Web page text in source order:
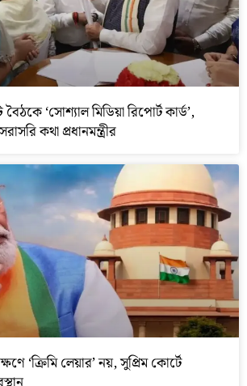
‘সোশ্যাল মিডিয়া রিপোর্ট কার্ড’,
কথা প্রধানমন্ত্রীর
‘ক্রিমি লেয়ার’ নয়, সুপ্রিম কোর্টে